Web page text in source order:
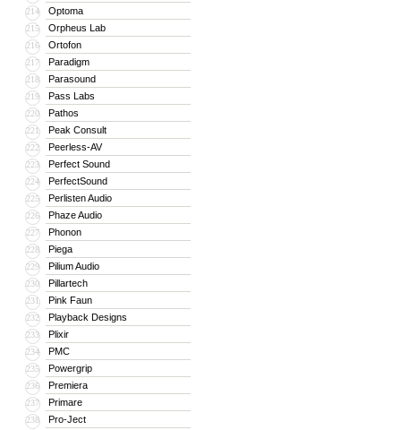
214 Optoma
215 Orpheus Lab
216 Ortofon
217 Paradigm
218 Parasound
219 Pass Labs
220 Pathos
221 Peak Consult
222 Peerless-AV
223 Perfect Sound
224 PerfectSound
225 Perlisten Audio
226 Phaze Audio
227 Phonon
228 Piega
229 Pilium Audio
230 Pillartech
231 Pink Faun
232 Playback Designs
233 Plixir
234 PMC
235 Powergrip
236 Premiera
237 Primare
238 Pro-Ject